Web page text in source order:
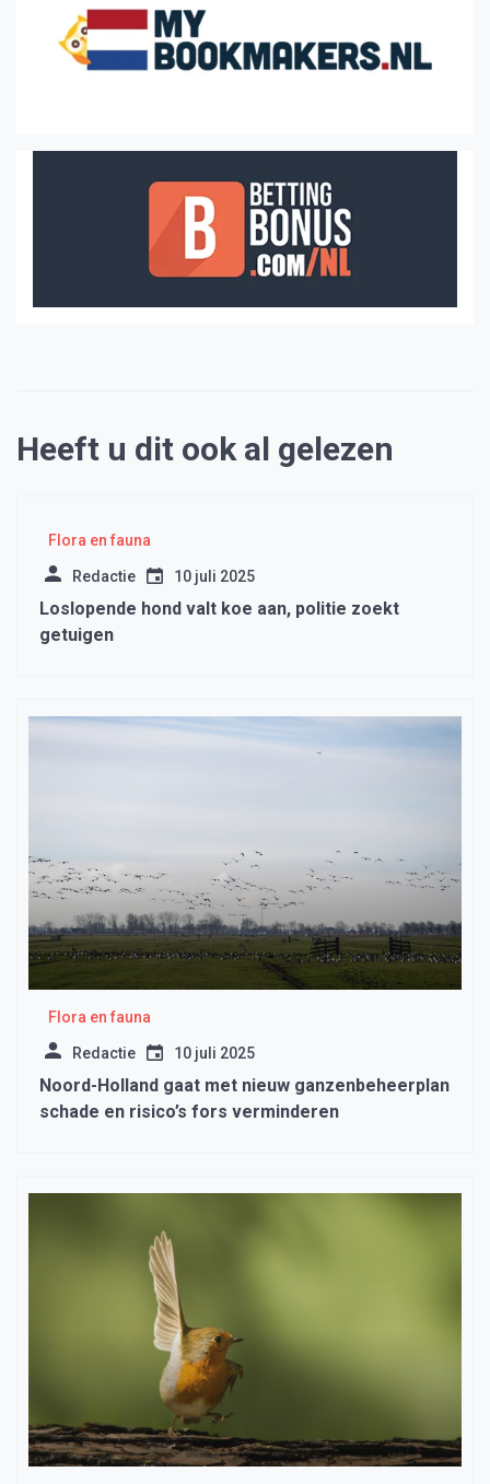
Heeft u dit ook al gelezen
Flora en fauna
Redactie 10 juli 2025
Loslopende hond valt koe aan, politie zoekt
getuigen
Flora en fauna
Redactie 10 juli 2025
Noord-Holland gaat met nieuw ganzenbeheerplan
schade en risico’s fors verminderen